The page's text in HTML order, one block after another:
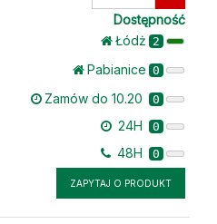
Dostępność
Łódż 2
Pabianice 0
Zamów do 10.20 0
24H 0
48H 0
ZAPYTAJ O PRODUKT